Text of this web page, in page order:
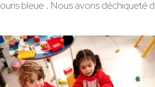
bleue . Nous avons déchiqueté